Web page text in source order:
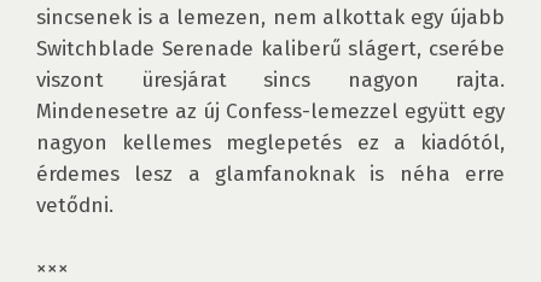
sincsenek is a lemezen, nem alkottak egy újabb
Switchblade Serenade kaliberű slágert, cserébe
viszont üresjárat sincs nagyon rajta.
Mindenesetre az új Confess-lemezzel együtt egy
nagyon kellemes meglepetés ez a kiadótól,
érdemes lesz a glamfanoknak is néha erre
vetődni.
×××